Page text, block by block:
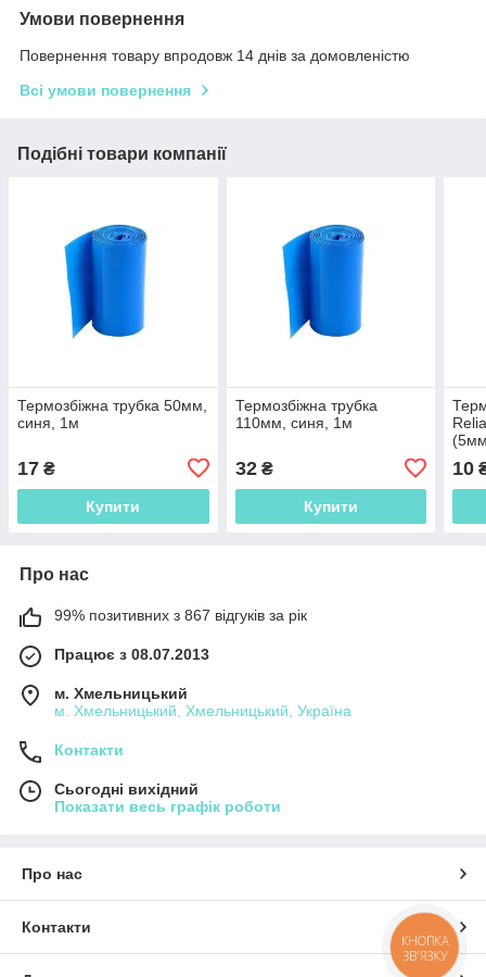
Умови повернення
Повернення товару впродовж 14 днів за домовленістю
Всі умови повернення
Подібні товари компанії
Термозбіжна трубка 50мм,
синя, 1м
17 ₴
Купити
Термозбіжна трубка
110мм, синя, 1м
32₴
Купити
10
Про нас
99% позитивних з 867 відгуків за рік
Працює з 08.07.2013
м. Хмельницький
м. Хмельницький, Хмельницький, Україна
Контакти
Сьогодні вихідний
Показати весь графік роботи
Про нас
Контакти
КНОПКА
ЗВ'ЯЗКУ